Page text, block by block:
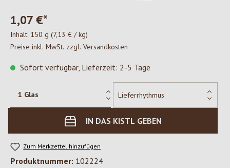
1,07 €*
Inhalt: 150 g (7,13 € / kg)
Preise inkl. MwSt. zzgl. Versandkosten
Sofort verfügbar, Lieferzeit: 2-5 Tage
IN DAS KISTL GEBEN
Zum Merkzettel hinzufügen
Produktnummer: 102224